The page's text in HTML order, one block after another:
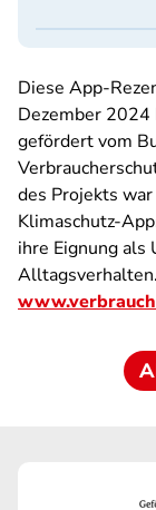
Diese App-
Dezember 2024
gefördert vom
des Projekts
Klimaschutz-
ihre Eignung